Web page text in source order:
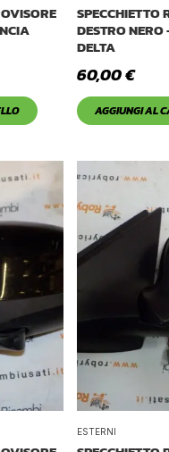
SPECCHIETTO
DESTRO
DELTA
60,00€
AGGIUNGI AL
ESTERNI